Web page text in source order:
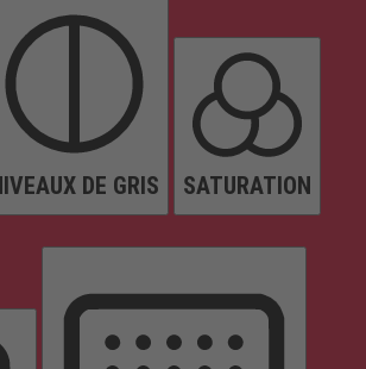
DE GRIS SATURATION